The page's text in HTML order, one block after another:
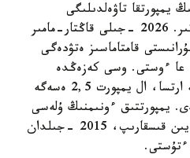
يمپورتقا تاۋەلدىلىگى
بىرتىندەپ تومەندەپ كەلە جاتىر. 2026 -جىلى قاڭتار-مامىر
قامتاماسىز ەتۋدەگى
%2,7- دان %18,2- عا ءوستى. وسى كەزەڭدە
ءوندىرىس كولەمى 3,2 ەسەگە ارتسا، ال يمپورت 2,5 ەسەگە
دانا بولدى. يمپورتتىق ءونىمنىڭ ۇلەسى
%97,3- دان %81,8- عا دەيىن قىسقارىپ، 2015 -جىلدان